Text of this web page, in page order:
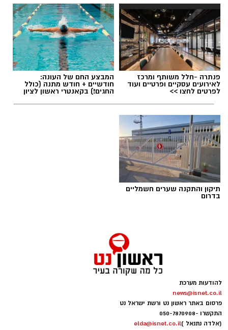
הלב שלנו אולי נשבר לפעמים, אבל אנחנו לא
חייבים להישבר יחד איתו.
מערכת האתר / 09:04 23.07.26
תגים:טד
יש לכם מידע חשוב שטרם נחשף? צילומים מאירוע
חדשותי? מצאתם טעות בכתבה? נשמח שתשתפו
אותנו
פנתרה -חלל משותף ומרכז
לאירועים עסקיים ופרטיים ועוד
לפרטים לחצו >>
המבצע החם של העונה:
חודשיים + חודש מתנה (כולל
החגים!) בקאנטרי ראשון לציון
תיקון והתקנה שערים חשמליים
בדרום
להודעות מערכת
news@isnet.co.il
פרסום באתר ראשון נט ורשת ישראל נט
התקשרו -050-7870908
(אלדה נתנאל )elda@isnet.co.il